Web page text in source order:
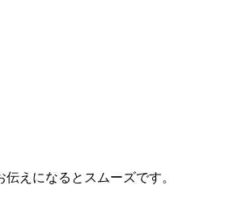
えになるとスムーズです。